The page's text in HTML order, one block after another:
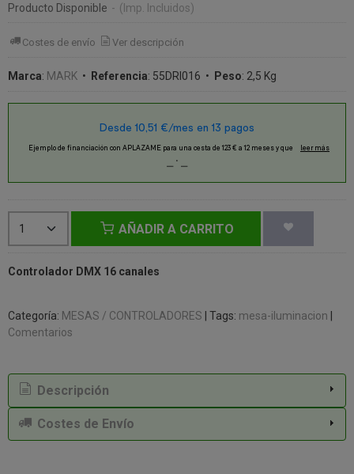
Producto Disponible - (Imp. Incluidos)
Costes de envío Ver descripción
Marca: MARK • Referencia: 55DRI016 • Peso: 2,5 Kg
AÑADIR A CARRITO
Controlador DMX 16 canales
Categoría: MESAS / CONTROLADORES Tags: mesa-iluminacion
Comentarios
Descripción
Costes de Envío